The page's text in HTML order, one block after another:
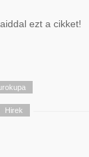
ezt a cikket!
Hirek